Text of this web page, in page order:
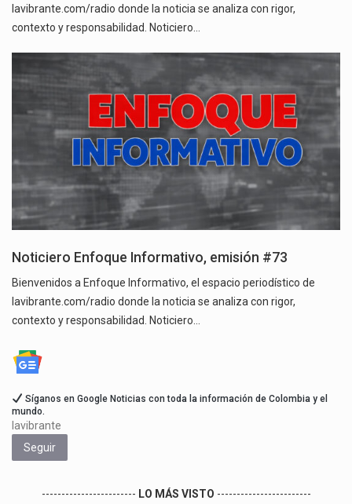
lavibrante.com/radio donde la noticia se analiza con rigor,
contexto y responsabilidad. Noticiero…
Noticiero Enfoque Informativo, emisión #73
Bienvenidos a Enfoque Informativo, el espacio periodístico de
lavibrante.com/radio donde la noticia se analiza con rigor,
contexto y responsabilidad. Noticiero…
Síganos en Google Noticias con toda la información de Colombia y el
mundo.
lavibrante
Seguir
------------------------ LO MÁS VISTO ------------------------